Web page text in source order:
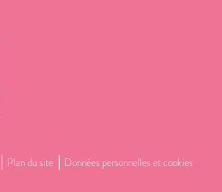
Plan du site Données personnelles et cookies